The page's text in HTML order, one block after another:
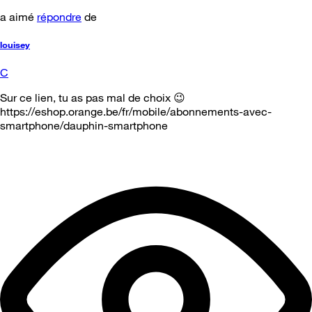
a aimé répondre de
louisey
C
Sur ce lien, tu as pas mal de choix 😉
https://eshop.orange.be/fr/mobile/abonnements-avec-
smartphone/dauphin-smartphone